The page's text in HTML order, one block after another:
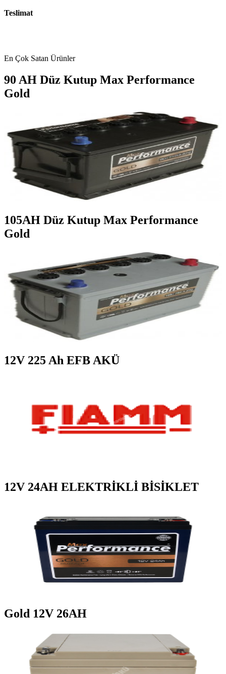
Teslimat
En Çok Satan Ürünler
90 AH Düz Kutup Max Performance
Gold
105AH Düz Kutup Max Performance
Gold
12V 225 Ah EFB AKÜ
12V 24AH ELEKTRİKLİ BİSİKLET
Gold 12V 26AH